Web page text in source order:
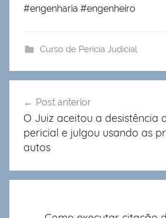
#engenharia #engenheiro
Curso de Perícia Judicial
de
Post
Post anterior
O Juiz aceitou a desistência
pericial e julgou usando as
autos